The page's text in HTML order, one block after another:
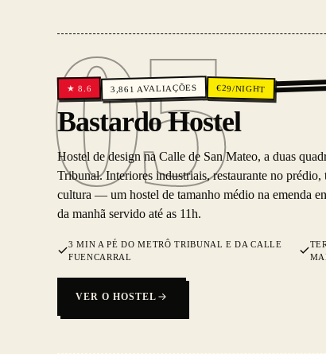
05
05
★8.6 3,861 AVALIAÇÕES €29/NIGHT
Bastardo Hostel
Hostel de design na Calle de San Mateo, a duas
Tribunal. Interiores industriais, restaurante no
cultura — um hostel de tamanho médio na emenda
da manhã servido até as 11h.
3 MIN A PÉ DO METRÔ TRIBUNAL E DA CALLE
FUENCARRAL
VER O HOSTEL